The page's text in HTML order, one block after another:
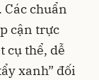
chuẩn
cận trực
cụ thể, dễ
xanh” đối